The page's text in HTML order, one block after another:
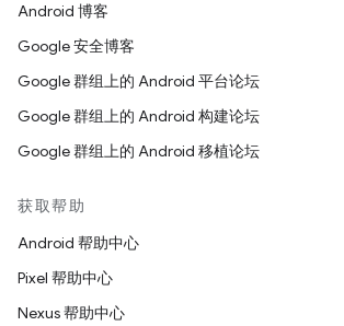
Android 博客
Google 安全博客
Google 群组上的 Android 平台论坛
Google 群组上的 Android 构建论坛
Google 群组上的 Android 移植论坛
获取帮助
Android 帮助中心
Pixel 帮助中心
Nexus 帮助中心